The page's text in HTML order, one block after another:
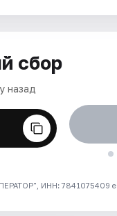
сбор
назад
ИНН: 7841075409